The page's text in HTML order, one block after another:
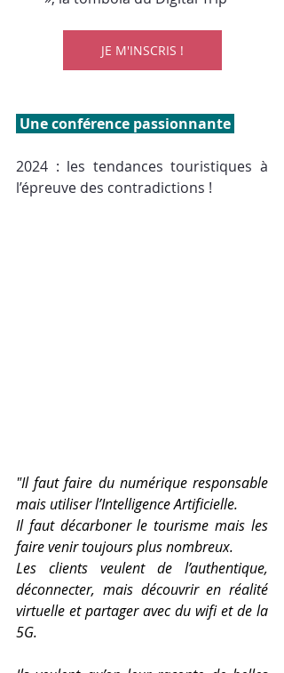
JE M'INSCRIS !
Une conférence passionnante
2024 : les tendances touristiques à
l’épreuve des contradictions !
"Il faut faire du numérique responsable
mais utiliser l’Intelligence Artificielle.
Il faut décarboner le tourisme mais les
faire venir toujours plus nombreux.
Les clients veulent de l’authentique,
déconnecter, mais découvrir en réalité
virtuelle et partager avec du wifi et de la
5G.